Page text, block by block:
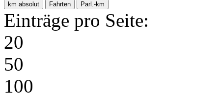
km absolut Fahrten Parl.-km
Einträge pro Seite:
20
50
100